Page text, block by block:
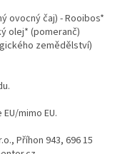
ovocný čaj) - Rooibos*
olej* (pomeranč)
zemědělství)
mimo EU.
Příhon 943, 696 15